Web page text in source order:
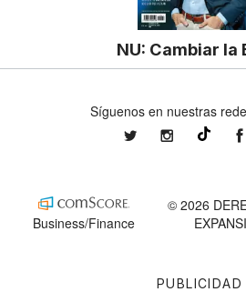
NU: Cambiar la
PUBLICIDAD
Síguenos en nuestras
expansionmxexpansionmx
Business/Finance
© 2026